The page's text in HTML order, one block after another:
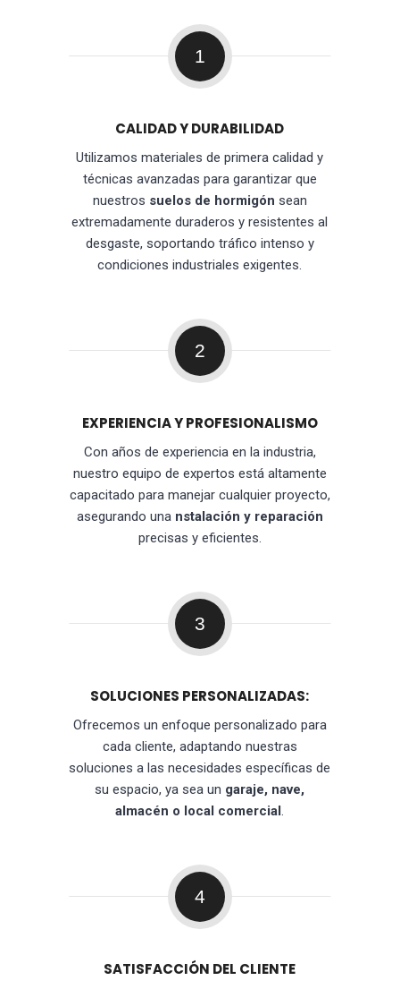
1
CALIDAD Y DURABILIDAD
Utilizamos materiales de primera calidad y
técnicas avanzadas para garantizar que
nuestros suelos de hormigón sean
extremadamente duraderos y resistentes al
desgaste, soportando tráfico intenso y
condiciones industriales exigentes.
2
EXPERIENCIA Y PROFESIONALISMO
Con años de experiencia en la industria,
nuestro equipo de expertos está altamente
capacitado para manejar cualquier proyecto,
asegurando una nstalación y reparación
precisas y eficientes.
3
SOLUCIONES PERSONALIZADAS:
Ofrecemos un enfoque personalizado para
cada cliente, adaptando nuestras
soluciones a las necesidades específicas de
su espacio, ya sea un garaje, nave,
almacén o local comercial.
4
SATISFACCIÓN DEL CLIENTE